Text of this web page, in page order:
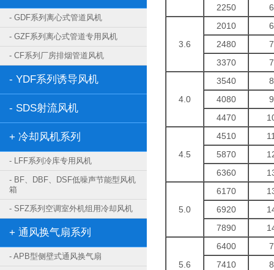
- GDF系列离心式管道风机
- GZF系列离心式管道专用风机
- CF系列厂房排烟管道风机
- YDF系列诱导风机
- SDS射流风机
+ 冷却风机系列
- LFF系列冷库专用风机
- BF、DBF、DSF低噪声节能型风机
箱
- SFZ系列空调室外机组用冷却风机
+ 通风换气扇系列
- APB型侧壁式通风换气扇
2250
3.6
2010
2480
3370
4.0
3540
4080
4470
4.5
4510
5870
6360
5.0
6170
6920
7890
5.6
6400
7410